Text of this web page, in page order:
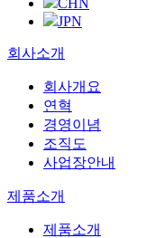
JPN
회사소개
회사개요
연혁
경영이념
조직도
사업장안내
제품소개
제품소개